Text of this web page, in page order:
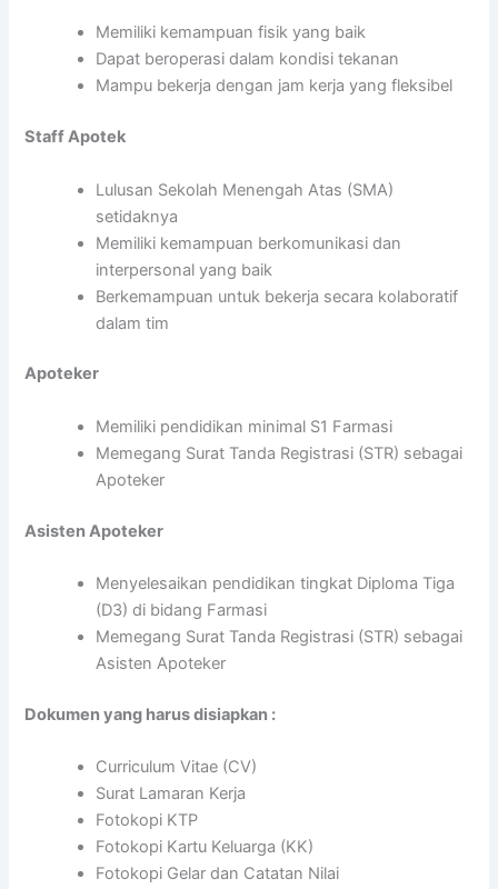
Memiliki kemampuan fisik yang baik
Dapat beroperasi dalam kondisi tekanan
Mampu bekerja dengan jam kerja yang fleksibel
Staff Apotek
Lulusan Sekolah Menengah Atas (SMA)
setidaknya
Memiliki kemampuan berkomunikasi dan
interpersonal yang baik
Berkemampuan untuk bekerja secara kolaboratif
dalam tim
Apoteker
Memiliki pendidikan minimal S1 Farmasi
Memegang Surat Tanda Registrasi (STR) sebagai
Apoteker
Asisten Apoteker
Menyelesaikan pendidikan tingkat Diploma Tiga
(D3) di bidang Farmasi
Memegang Surat Tanda Registrasi (STR) sebagai
Asisten Apoteker
Dokumen yang harus disiapkan :
Curriculum Vitae (CV)
Surat Lamaran Kerja
Fotokopi KTP
Fotokopi Kartu Keluarga (KK)
Fotokopi Gelar dan Catatan Nilai